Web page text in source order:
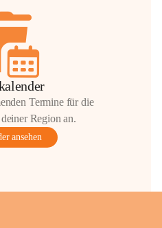
Termine für die
Region an.
ansehen